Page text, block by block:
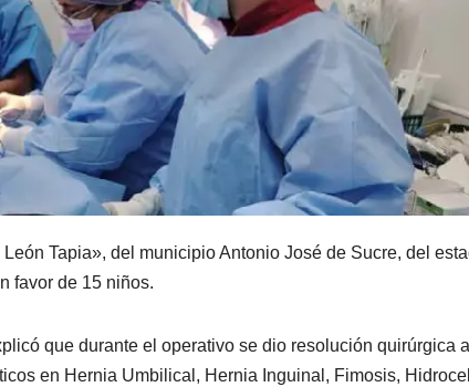
Tapia», del municipio Antonio José de Sucre, del
favor de 15 niños.
que durante el operativo se dio resolución quirúrgica
en Hernia Umbilical, Hernia Inguinal, Fimosis,